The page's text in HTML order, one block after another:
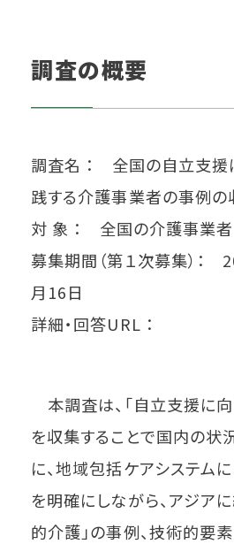
調査の概要
調査名 ： 全国の自立支援
践する介護事業者の事例の
対 象 ： 全国の介護事業者
募集期間（第１次募集）：
月16日
詳細・回答URL ：
本調査は、「自立支援に
を収集することで国内の状
に、地域包括ケアシステム
を明確にしながら、アジア
的介護」の事例、技術的要